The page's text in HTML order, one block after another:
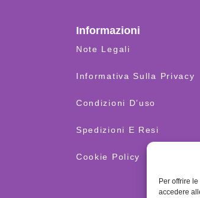
Per offrire
accedere
Informazioni
Note Legali
Informativa Sulla Privacy
Condizioni D’uso
Spedizioni E Resi
Cookie Policy